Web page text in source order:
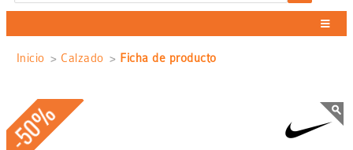
Sobrescribir
de
Inicio Calzado Ficha de producto
-50%